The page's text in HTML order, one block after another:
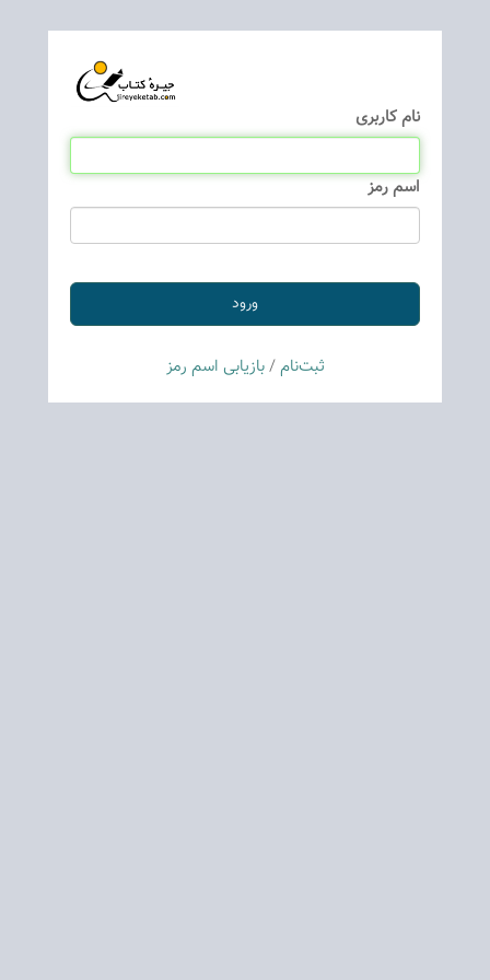
نام كاربری
اسم رمز
ثبت‌نام/بازیابی اسم رمز